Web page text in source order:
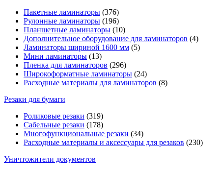
Пакетные ламинаторы (376)
Рулонные ламинаторы (196)
Планшетные ламинаторы (10)
Дополнительное оборудование для ламинаторов (4)
Ламинаторы шириной 1600 мм (5)
Мини ламинаторы (13)
Пленка для ламинаторов (296)
Широкоформатные ламинаторы (24)
Расходные материалы для ламинаторов (8)
Резаки для бумаги
Роликовые резаки (319)
Сабельные резаки (178)
Многофункциональные резаки (34)
Расходные материалы и аксессуары для резаков (230)
Уничтожители документов